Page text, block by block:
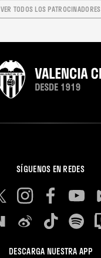
VER TODOS LOS PATROCINADORES
SÍGUENOS EN REDES
DESCARGA NUESTRA APP